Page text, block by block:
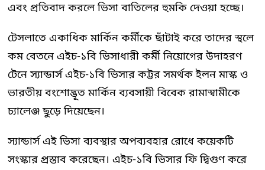
এবং প্রতিবাদ করলে ভিসা বাতিলের হুমকি দেওয়া হচ্ছে।
টেসলাতে একাধিক মার্কিন কর্মীকে ছাঁটাই করে তাদের স্থলে
কম বেতনে এইচ-১বি ভিসাধারী কর্মী নিয়োগের উদাহরণ
টেনে স্যান্ডার্স এইচ-১বি ভিসার কট্টর সমর্থক ইলন মাস্ক ও
ভারতীয় বংশোদ্ভূত মার্কিন ব্যবসায়ী বিবেক রামাস্বামীকে
চ্যালেঞ্জ ছুড়ে দিয়েছেন।
স্যান্ডার্স এই ভিসা ব্যবস্থার অপব্যবহার রোধে কয়েকটি
সংস্কার প্রস্তাব করেছেন। এইচ-১বি ভিসার ফি দ্বিগুণ করে